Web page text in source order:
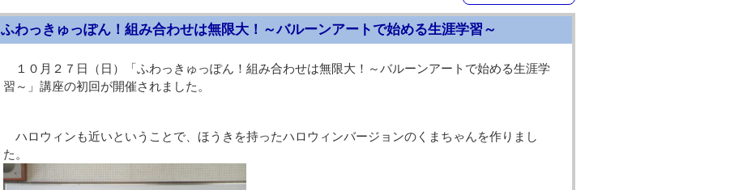
ふわっきゅっぽん！組み合わせは無限大！～バルーンアートで始める生涯学習～
１０月２７日（日）「ふわっきゅっぽん！組み合わせは無限大！～バルーンアートで始める生涯学
習～」講座の初回が開催されました。
ハロウィンも近いということで、ほうきを持ったハロウィンバージョンのくまちゃんを作りまし
た。